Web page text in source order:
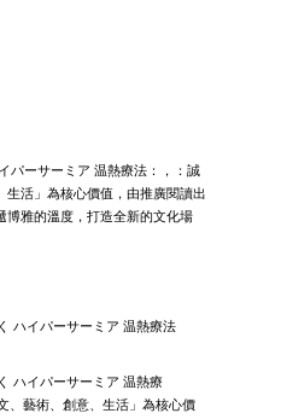
パーサーミア 温熱療法：，：誠
生活」為核心價值，由推廣閱讀出
博雅的溫度，打造全新的文化場
ハイパーサーミア 温熱療法
ハイパーサーミア 温熱療
、藝術、創意、生活」為核心價